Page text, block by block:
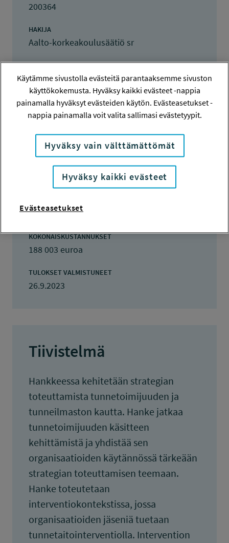
200364
HAKIJA
Aalto-korkeakoulusäätiö sr
TOTEUTTAJA
Aalto-korkeakoulusäätiö sr
LISÄTIETOJA
Heini Ikävalko
TOTEUTUSAIKA
1.1.2021 - 30.6.2023
TYÖSUOJELURAHASTON PÄÄTÖS
140 000 euroa
KOKONAISKUSTANNUKSET
188 003 euroa
TULOKSET VALMISTUNEET
26.9.2023
Tiivistelmä
Hankkeessa kehitetään strategian
toteuttamista tunnetoimijuuden ja
tunneilmaston kautta. Hanke jatkaa
tunnetoimijuuden käsitteen
kehittämistä ja yhdistää sen
organisaatioiden käytännössä tärkeään
strategian toteuttamisen teemaan.
Hanke toteutetaan
interventiokontekstissa, jossa
organisaatioiden jäseniä tuetaan
tunnetaitointerventiolla. Intervention
Käytämme sivustolla evästeitä parantaaksemme sivuston
käyttökokemusta. Hyväksy kaikki evästeet -nappia
painamalla hyväksyt evästeiden käytön. Evästeasetukset -
nappia painamalla voit valita sallimasi evästetyypit.
Hyväksy vain välttämättömät
Hyväksy kaikki evästeet
Evästeasetukset